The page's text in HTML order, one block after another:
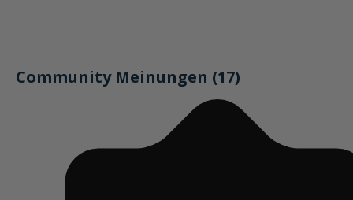
Community Meinungen (17)